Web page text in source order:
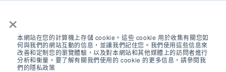
×
本網站在您的計算機上存儲 cookie。這些 cookie 用於收集有關您如
何與我們的網站互動的信息，並讓我們記住您。我們使用這些信息來
改善和定制您的瀏覽體驗，以及對本網站和其他媒體上的訪問者進行
分析和衡量。要了解有關我們使用的 cookie 的更多信息，請參閱我
們的隱私政策